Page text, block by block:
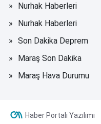
Nurhak Haberleri
Nurhak Haberleri
Son Dakika Deprem
Maraş Son Dakika
Maraş Hava Durumu
Haber Portalı Yazılımı